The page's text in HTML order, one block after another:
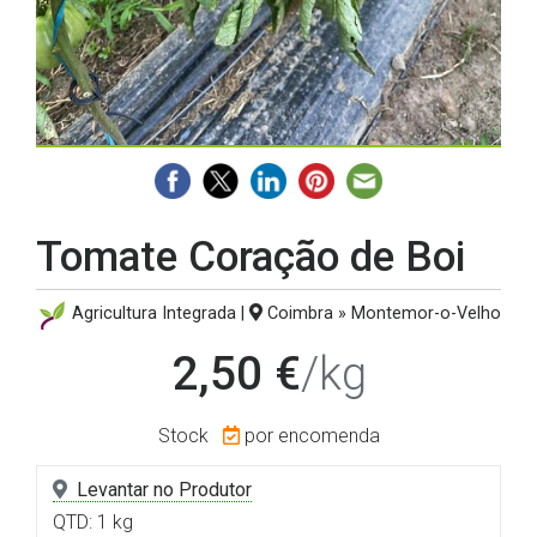
Tomate Coração de Boi
Agricultura Integrada | Coimbra » Montemor-o-Velho
2,50 €/kg
Stock por encomenda
Levantar no Produtor
QTD: 1 kg